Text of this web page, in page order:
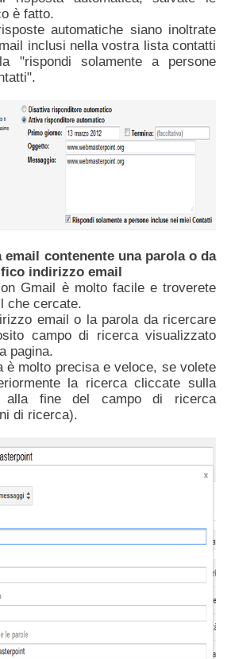
è fatto.
automatiche siano inoltrate
inclusi nella vostra lista contatti
"rispondi solamente a persone
email contenente una parola o da
indirizzo email
Gmail è molto facile e troverete
che cercate.
email o la parola da ricercare
campo di ricerca visualizzato
pagina.
è molto precisa e veloce, se volete
la ricerca cliccate sulla
alla fine del campo di ricerca
di ricerca).